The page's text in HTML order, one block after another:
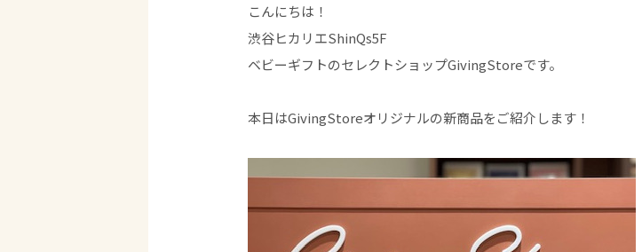
こんにちは！
渋谷ヒカリエShinQs5F
ベビーギフトのセレクトショップGivingStoreです。
本日はGivingStoreオリジナルの新商品をご紹介します！